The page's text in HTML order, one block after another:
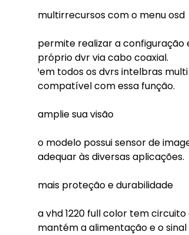
multirrecursos com o menu osd
permite realizar a configuração
próprio dvr via cabo coaxial.
¹em todos os dvrs intelbras
compatível com essa função.
amplie sua visão
o modelo possui sensor de
adequar às diversas aplicações.
mais proteção e durabilidade
a vhd 1220 full color tem
mantém a alimentação e o sinal